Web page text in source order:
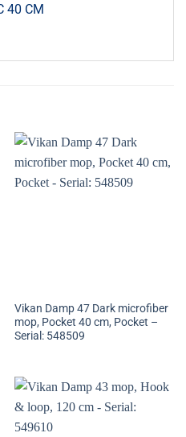
40 CM
Vikan Damp 47 Dark microfiber
mop, Pocket 40 cm, Pocket –
Serial: 548509